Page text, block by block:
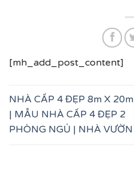
[mh_add_post_content]
NHÀ CẤP 4 ĐẸP 8m X 20m
| MẪU NHÀ CẤP 4 ĐẸP 2
PHÒNG NGỦ | NHÀ VƯỜN